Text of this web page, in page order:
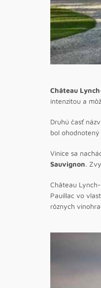
Château
intenzitou a
Druhú časť
bol ohodnotený
Vinice sa
Sauvignon.
Château
Pauillac vo
rôznych